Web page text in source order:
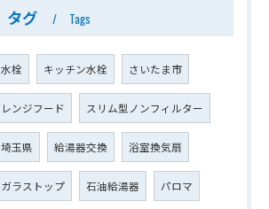
タグ Tags
水栓 キッチン水栓 さいたま市
レンジフード スリム型ノンフィルター
埼玉県 給湯器交換 浴室換気扇
ガラストップ 石油給湯器 パロマ